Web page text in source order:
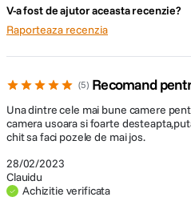
Memorie
Nu
Tip Card
Memorie
SD
CONECTIVITATE & PORTURI:
V-a fost de ajutor aceasta recenzie?
Raporteaza recenzia
5 Recomand
28/02/2023
Clauidu
Achizitie verificata
Una dintre cele mai bune camere
camera usoara si foarte
chit sa faci pozele de mai jos.